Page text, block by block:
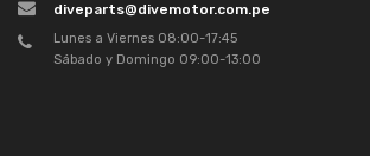
diveparts@divemotor.com.pe
Lunes a Viernes 08:00-17:45
Sábado y Domingo 09:00-13:00